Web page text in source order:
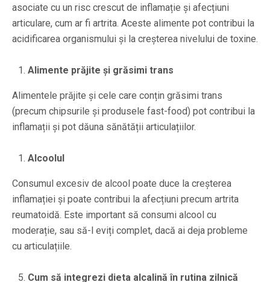
asociate cu un risc crescut de inflamație și afecțiuni
articulare, cum ar fi artrita. Aceste alimente pot contribui la
acidificarea organismului și la creșterea nivelului de toxine.
Alimente prăjite și grăsimi trans
Alimentele prăjite și cele care conțin grăsimi trans
(precum chipsurile și produsele fast-food) pot contribui la
inflamații și pot dăuna sănătății articulațiilor.
Alcoolul
Consumul excesiv de alcool poate duce la creșterea
inflamației și poate contribui la afecțiuni precum artrita
reumatoidă. Este important să consumi alcool cu
moderație, sau să-l eviți complet, dacă ai deja probleme
cu articulațiile.
Cum să integrezi dieta alcalină în rutina zilnică